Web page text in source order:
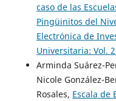
caso de las
Pingüinitos del
Electrónica de
Universitaria: Vol.
Arminda Suárez-
Nicole González-
Rosales, Escala de